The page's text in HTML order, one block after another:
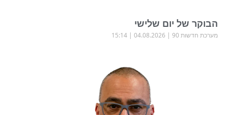
הבוקר של יום שלישי
מערכת חדשות 90 04.08.2026
15:14